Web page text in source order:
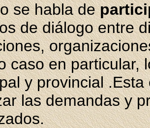
se habla de
de diálogo entre
caso en particular,
y provincial
las demandas y